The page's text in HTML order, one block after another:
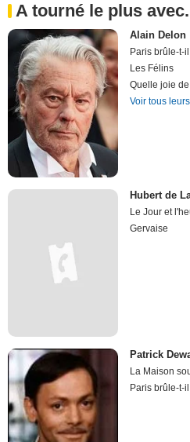
A tourné le plus
Alain Delon
Paris brûle-t-
Les Félins
Quelle joie
Voir tous
Hubert de
Le Jour et
Gervaise
Patrick
La Maison
Paris brûle-t-